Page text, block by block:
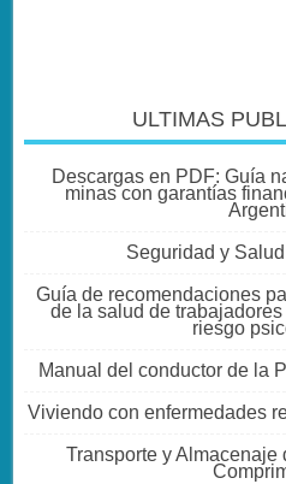
ULTIMAS
Descargas en PDF: Guía
minas con garantías
Seguridad y
Guía de recomendaciones
de la salud de
riesgo
Manual del conductor de la
Viviendo con enfermedades
Transporte y